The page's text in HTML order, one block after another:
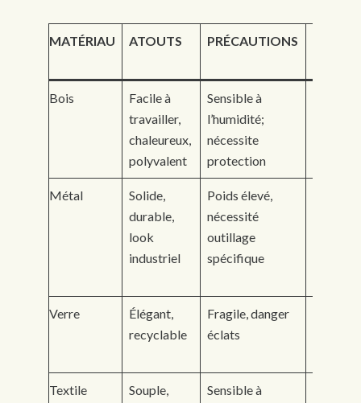
MATÉRIAU ATOUTS PRÉCAUTIONS
Bois
Facile à
travailler,
chaleureux,
polyvalent
Sensible à
l’humidité;
nécessite
protection
Métal
Solide,
durable,
look
industriel
Poids élevé,
nécessité
outillage
spécifique
Verre
Élégant,
recyclable
Fragile, danger
éclats
Textile
Souple,
Sensible à